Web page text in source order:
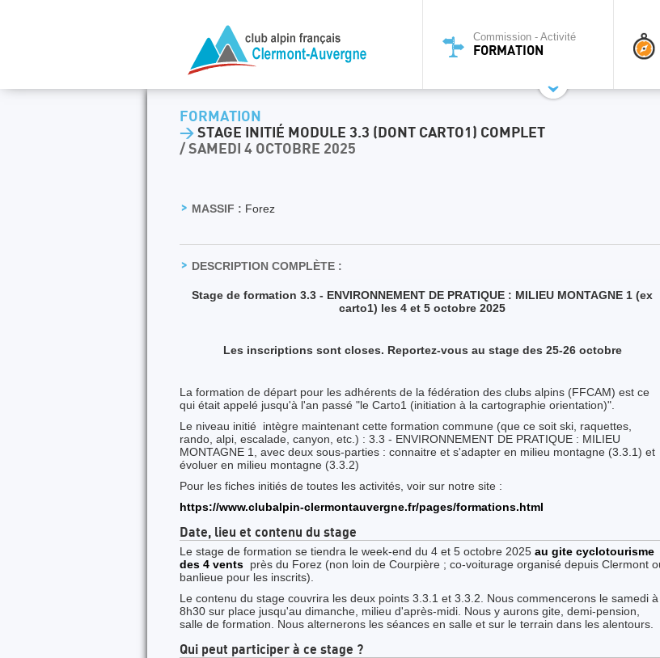
Commission - Activité
FORMATION
FORMATION
> STAGE INITIÉ MODULE 3.3 (DONT CARTO1) COMPLET
/ SAMEDI 4 OCTOBRE 2025
MASSIF : Forez
DESCRIPTION COMPLÈTE :
Stage de formation 3.3 - ENVIRONNEMENT DE PRATIQUE : MILIEU MONTAGNE 1 (ex
carto1) les 4 et 5 octobre 2025
Les inscriptions sont closes. Reportez-vous au stage des 25-26 octobre
La formation de départ pour les adhérents de la fédération des clubs alpins (FFCAM) est ce
qui était appelé jusqu'à l'an passé "le Carto1 (initiation à la cartographie orientation)".
Le niveau initié intègre maintenant cette formation commune (que ce soit ski, raquettes,
rando, alpi, escalade, canyon, etc.) : 3.3 - ENVIRONNEMENT DE PRATIQUE : MILIEU
MONTAGNE 1, avec deux sous-parties : connaitre et s'adapter en milieu montagne (3.3.1) et
évoluer en milieu montagne (3.3.2)
Pour les fiches initiés de toutes les activités, voir sur notre site :
https://www.clubalpin-clermontauvergne.fr/pages/formations.html
Date, lieu et contenu du stage
Le stage de formation se tiendra le week-end du 4 et 5 octobre 2025 au gite cyclotourisme
des 4 vents près du Forez (non loin de Courpière ; co-voiturage organisé depuis Clermont
banlieue pour les inscrits).
Le contenu du stage couvrira les deux points 3.3.1 et 3.3.2. Nous commencerons le samedi à
8h30 sur place jusqu'au dimanche, milieu d'après-midi. Nous y aurons gite, demi-pension,
salle de formation. Nous alternerons les séances en salle et sur le terrain dans les alentours.
Qui peut participer à ce stage ?